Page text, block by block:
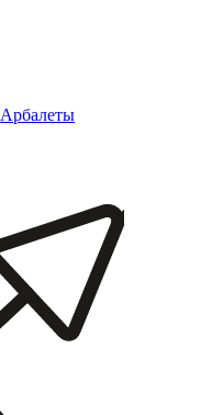
Арбалеты